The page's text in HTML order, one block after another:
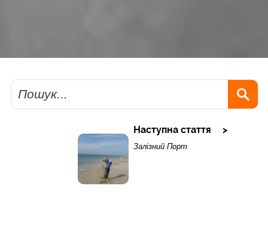
Пошук
Наступна стаття
Залізний Порт